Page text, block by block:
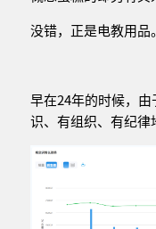
没错，正是电教用品。
早在24年的时候，
识、有组织、有纪律